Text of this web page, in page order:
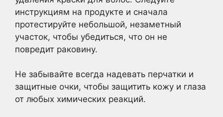
инструкциям на продукте и сначала
протестируйте небольшой, незаметный
участок, чтобы убедиться, что он не
повредит раковину.
Не забывайте всегда надевать перчатки и
защитные очки, чтобы защитить кожу и глаза
от любых химических реакций.